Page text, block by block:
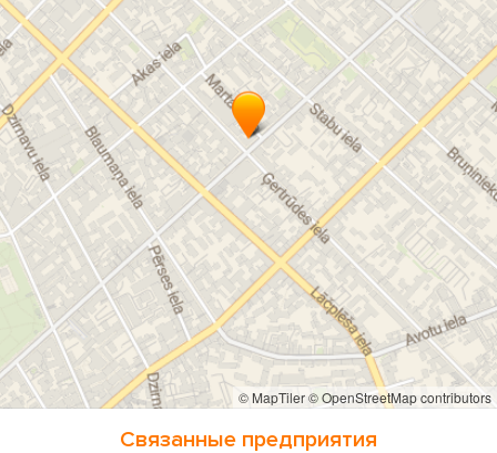
© MapTiler© OpenStreetMap contributors
Связанные предприятия